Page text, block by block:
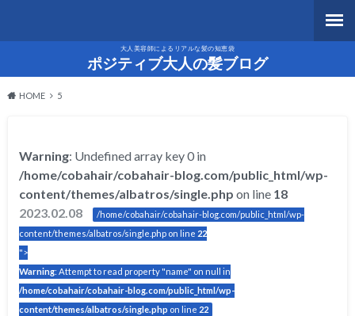
大人美容師によるリアルな髪の知恵袋
ポジティブ大人の髪ブログ
HOME 5
Warning: Undefined array key 0 in
/home/cobahair/cobahair-blog.com/public_html/wp-
content/themes/albatros/single.php on line 18
2023.02.08
/home/cobahair/cobahair-blog.com/public_html/wp-
content/themes/albatros/single.php on line 22
">
Warning: Attempt to read property "name" on null in
/home/cobahair/cobahair-blog.com/public_html/wp-
content/themes/albatros/single.php on line 22